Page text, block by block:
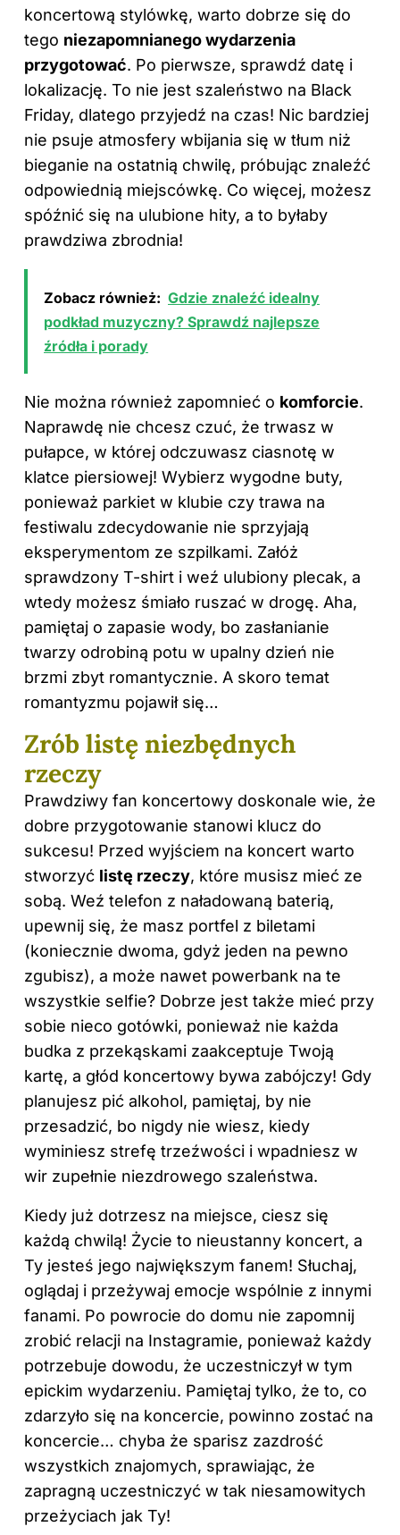
koncertową stylówkę, warto dobrze się do
tego niezapomnianego wydarzenia
przygotować. Po pierwsze, sprawdź datę i
lokalizację. To nie jest szaleństwo na Black
Friday, dlatego przyjedź na czas! Nic bardziej
nie psuje atmosfery wbijania się w tłum niż
bieganie na ostatnią chwilę, próbując znaleźć
odpowiednią miejscówkę. Co więcej, możesz
spóźnić się na ulubione hity, a to byłaby
prawdziwa zbrodnia!
Zobacz również: Gdzie znaleźć idealny
podkład muzyczny? Sprawdź najlepsze
źródła i porady
Nie można również zapomnieć o komforcie.
Naprawdę nie chcesz czuć, że trwasz w
pułapce, w której odczuwasz ciasnotę w
klatce piersiowej! Wybierz wygodne buty,
ponieważ parkiet w klubie czy trawa na
festiwalu zdecydowanie nie sprzyjają
eksperymentom ze szpilkami. Załóż
sprawdzony T-shirt i weź ulubiony plecak, a
wtedy możesz śmiało ruszać w drogę. Aha,
pamiętaj o zapasie wody, bo zasłanianie
twarzy odrobiną potu w upalny dzień nie
brzmi zbyt romantycznie. A skoro temat
romantyzmu pojawił się…
Zrób listę niezbędnych
rzeczy
Prawdziwy fan koncertowy doskonale wie, że
dobre przygotowanie stanowi klucz do
sukcesu! Przed wyjściem na koncert warto
stworzyć listę rzeczy, które musisz mieć ze
sobą. Weź telefon z naładowaną baterią,
upewnij się, że masz portfel z biletami
(koniecznie dwoma, gdyż jeden na pewno
zgubisz), a może nawet powerbank na te
wszystkie selfie? Dobrze jest także mieć przy
sobie nieco gotówki, ponieważ nie każda
budka z przekąskami zaakceptuje Twoją
kartę, a głód koncertowy bywa zabójczy! Gdy
planujesz pić alkohol, pamiętaj, by nie
przesadzić, bo nigdy nie wiesz, kiedy
wyminiesz strefę trzeźwości i wpadniesz w
wir zupełnie niezdrowego szaleństwa.
Kiedy już dotrzesz na miejsce, ciesz się
każdą chwilą! Życie to nieustanny koncert, a
Ty jesteś jego największym fanem! Słuchaj,
oglądaj i przeżywaj emocje wspólnie z innymi
fanami. Po powrocie do domu nie zapomnij
zrobić relacji na Instagramie, ponieważ każdy
potrzebuje dowodu, że uczestniczył w tym
epickim wydarzeniu. Pamiętaj tylko, że to, co
zdarzyło się na koncercie, powinno zostać na
koncercie… chyba że sparisz zazdrość
wszystkich znajomych, sprawiając, że
zapragną uczestniczyć w tak niesamowitych
przeżyciach jak Ty!